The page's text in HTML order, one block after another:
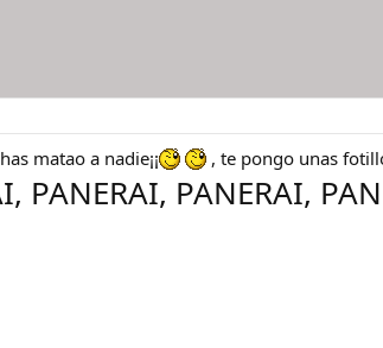
matao a nadie¡¡ , te pongo unas
PANERAI, PANERAI,